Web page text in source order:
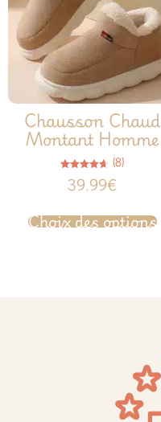
Chausson Chaud
Montant Homme
Note
4.63
sur 5
(8)
39.99€
Choix des options